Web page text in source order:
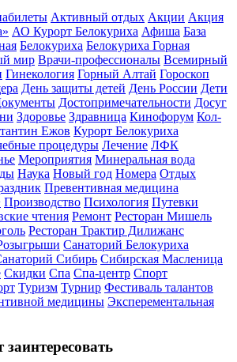
Активный отдых Акции Акция
АО Курорт Белокуриха Афиша База
Белокуриха Белокуриха Горная
мир Врачи-профессионалы Всемирный
Гинекология Горный Алтай Гороскоп
День защиты детей День России Дети
Достопримечательности Досуг
Здоровье Здравница Кинофорум Кол-
Ежов Курорт Белокуриха
процедуры Лечение ЛФК
Мероприятия Минеральная вода
Наука Новый год Номера Отдых
Превентивная медицина
Производство Психология Путевки
чтения Ремонт Ресторан Мишель
Ресторан Трактир Дилижанс
Санаторий Белокуриха
Сибирь Сибирская Масленица
Скидки Спа Спа-центр Спорт
Туризм Турнир Фестиваль талантов
медицины Эксперементальная